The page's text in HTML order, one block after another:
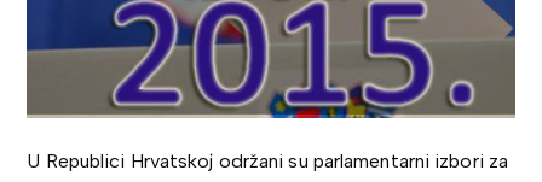
U Republici Hrvatskoj održani su parlamentarni izbori za